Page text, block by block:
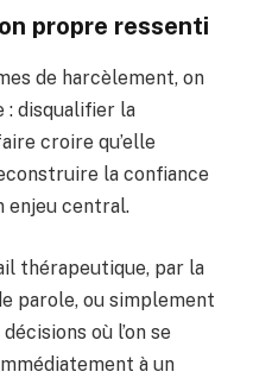
propre ressenti
de harcèlement, on
: disqualifier la
croire qu’elle
la confiance
enjeu central.
thérapeutique, par la
parole, ou simplement
où l’on se
à un